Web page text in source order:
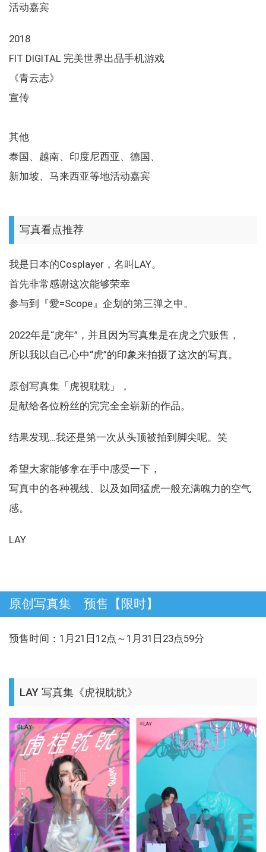
活动嘉宾
2018
FIT DIGITAL 完美世界出品手机游戏
《青云志》
宣传
其他
泰国、越南、印度尼西亚、德国、
新加坡、马来西亚等地活动嘉宾
写真看点推荐
我是日本的Cosplayer，名叫LAY。
首先非常感谢这次能够荣幸
参与到『愛=Scope』企划的第三弹之中。
2022年是“虎年”，并且因为写真集是在虎之穴贩售，
所以我以自己心中“虎”的印象来拍摄了这次的写真。
原创写真集「虎視耽耽」，
是献给各位粉丝的完完全全崭新的作品。
结果发现…我还是第一次从头顶被拍到脚尖呢。笑
希望大家能够拿在手中感受一下，
写真中的各种视线、以及如同猛虎一般充满魄力的空气
感。
LAY
原创写真集 预售【限时】
预售时间：1月21日12点～1月31日23点59分
LAY 写真集《虎視眈眈》